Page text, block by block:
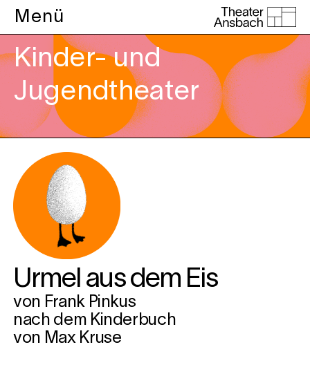
Menü
Kinder- und
Jugendtheater
Urmel aus dem Eis
von Frank Pinkus
nach dem Kinderbuch
von Max Kruse